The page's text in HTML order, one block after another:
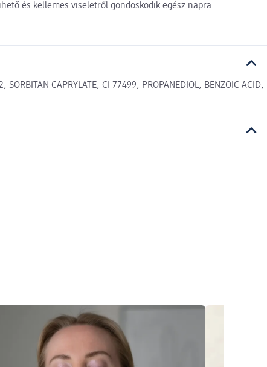
és kellemes viseletről gondoskodik egész napra.
SORBITAN CAPRYLATE, CI 77499, PROPANEDIOL, BENZOIC ACID,